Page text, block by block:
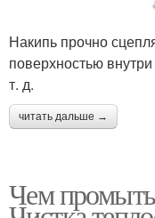
Накипь прочно
поверхностью
т. д.
читать дальше →
Чем